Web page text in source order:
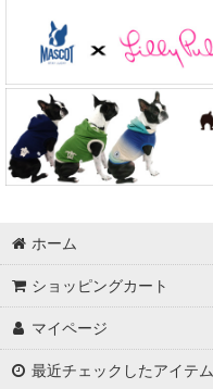
ホーム
ショッピングカート
マイページ
最近チェックしたアイテム